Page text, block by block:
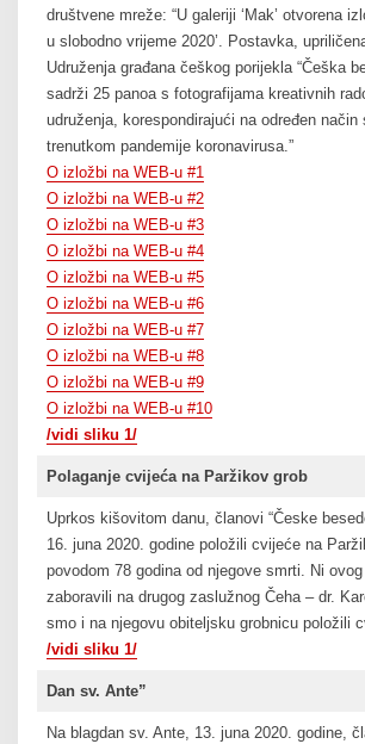
društvene mreže: “U galeriji ‘Mak’ otvorena
u slobodno vrijeme 2020’. Postavka,
Udruženja građana češkog porijekla “Češka
sadrži 25 panoa s fotografijama kreativnih
udruženja, korespondirajući na određen način
trenutkom pandemije koronavirusa.”
O izložbi na WEB-u #1
O izložbi na WEB-u #2
O izložbi na WEB-u #3
O izložbi na WEB-u #4
O izložbi na WEB-u #5
O izložbi na WEB-u #6
O izložbi na WEB-u #7
O izložbi na WEB-u #8
O izložbi na WEB-u #9
O izložbi na WEB-u #10
/vidi sliku 1/
Polaganje cvijeća na Paržikov grob
Uprkos kišovitom danu, članovi “Česke
16. juna 2020. godine položili cvijeće na
povodom 78 godina od njegove smrti. Ni
zaboravili na drugog zaslužnog Čeha – dr.
smo i na njegovu obiteljsku grobnicu položili
/vidi sliku 1/
Dan sv. Ante”
Na blagdan sv. Ante, 13. juna 2020. godine,